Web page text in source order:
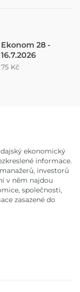
Ekonom 28 -
16.7.2026
75 Kč
ekonomický
informace.
investorů
v něm najdou
společnosti,
zasazené do